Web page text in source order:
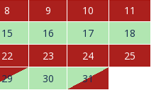
8 9 10
11
15 16 17
18
22 23 24
25
29 30 31